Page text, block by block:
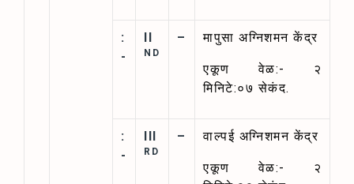
:
-
ND
– मापुसा अग्निशमन केंद्र
एकूण वेळ:- २
मिनिटे:०७ सेकंद.
:
-
RD
– वाल्पई अग्निशमन केंद्र
एकूण वेळ:- २